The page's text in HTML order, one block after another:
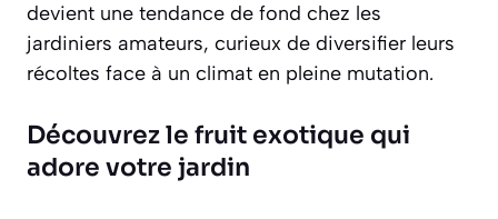
devient une tendance de fond chez les
jardiniers amateurs, curieux de diversifier leurs
récoltes face à un climat en pleine mutation.
Découvrez le fruit exotique qui
adore votre jardin